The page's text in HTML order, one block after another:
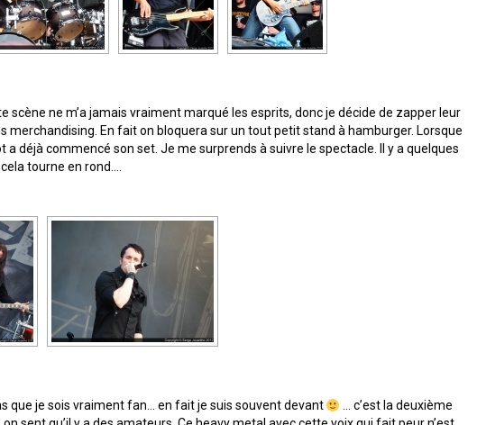
scène ne m’a jamais vraiment marqué les esprits, donc je décide de zapper leur
merchandising. En fait on bloquera sur un tout petit stand à hamburger. Lorsque
a déjà commencé son set. Je me surprends à suivre le spectacle. Il y a quelques
tourne en rond….
que je sois vraiment fan… en fait je suis souvent devant
… c’est la deuxième